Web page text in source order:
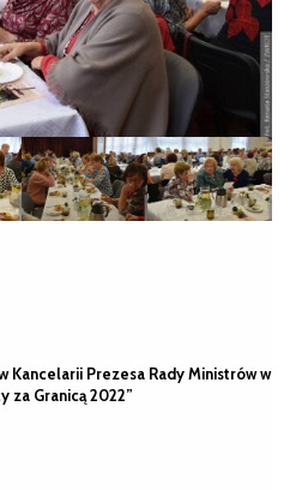
Kancelarii Prezesa Rady Ministrów w
za Granicą 2022”